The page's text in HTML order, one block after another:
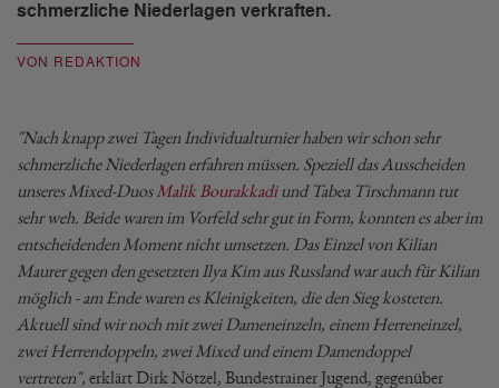
schmerzliche Niederlagen verkraften.
VON REDAKTION
"Nach knapp zwei Tagen Individualturnier haben wir schon sehr
schmerzliche Niederlagen erfahren müssen. Speziell das Ausscheiden
unseres Mixed-Duos Malik Bourakkadiund Tabea Tirschmann tut
sehr weh. Beide waren im Vorfeld sehr gut in Form, konnten es aber im
entscheidenden Moment nicht umsetzen. Das Einzel von Kilian
Maurer gegen den gesetzten Ilya Kim aus Russland war auch für Kilian
möglich - am Ende waren es Kleinigkeiten, die den Sieg kosteten.
Aktuell sind wir noch mit zwei Dameneinzeln, einem Herreneinzel,
zwei Herrendoppeln, zwei Mixed und einem Damendoppel
vertreten", erklärt Dirk Nötzel, Bundestrainer Jugend, gegenüber